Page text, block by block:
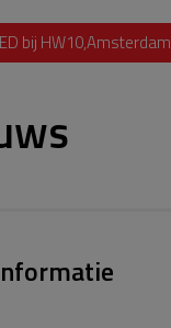
bij HW10,Amsterdam